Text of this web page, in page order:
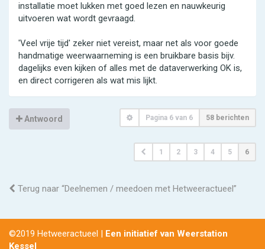
installatie moet lukken met goed lezen en nauwkeurig
uitvoeren wat wordt gevraagd.
'Veel vrije tijd' zeker niet vereist, maar net als voor goede
handmatige weerwaarneming is een bruikbare basis bijv.
dagelijks even kijken of alles met de dataverwerking OK is,
en direct corrigeren als wat mis lijkt.
Antwoord Pagina 6 van 6 58 berichten
1 2 3 4 5 6
Terug naar “Deelnemen / meedoen met Hetweeractueel”
©2019 Hetweeractueel | Een initiatief van Weerstation
Kessel